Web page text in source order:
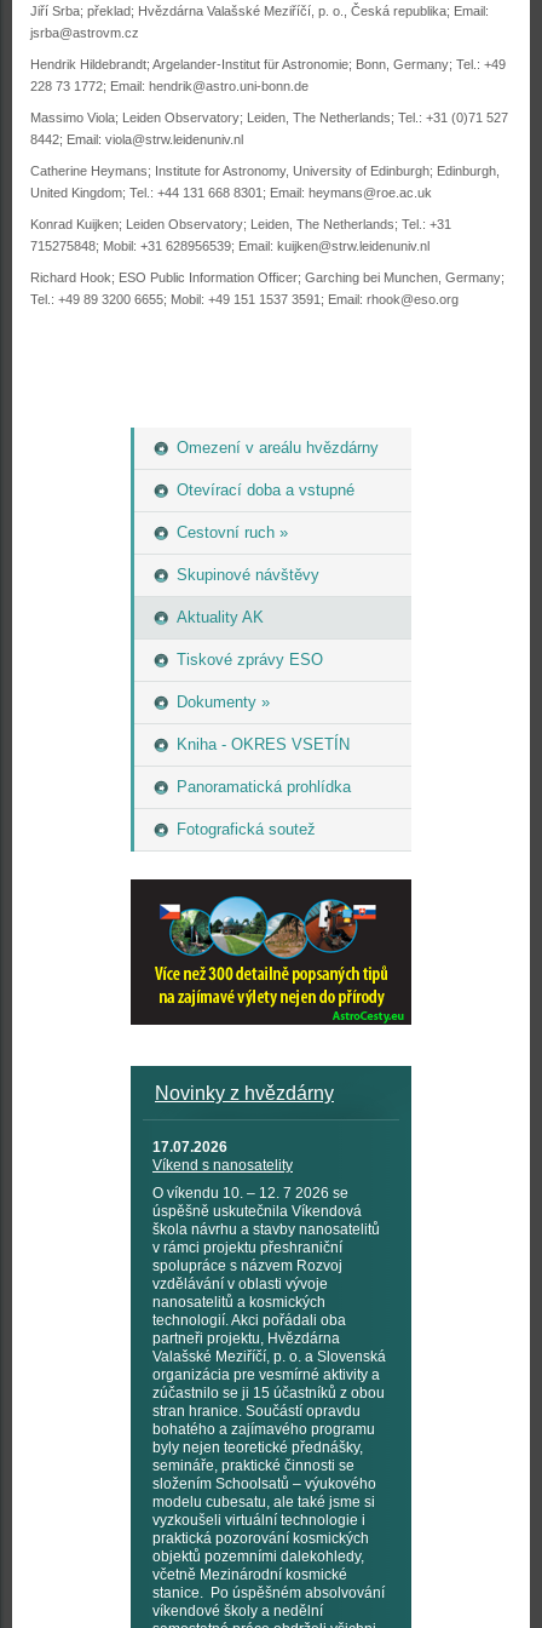
Omezení v areálu hvězdárny
Otevírací doba a vstupné
Cestovní ruch »
Skupinové návštěvy
Aktuality AK
Tiskové zprávy ESO
Dokumenty »
Kniha - OKRES VSETÍN
Panoramatická prohlídka
Fotografická soutež
Novinky z hvězdárny
17.07.2026
Víkend s nanosatelity
O víkendu 10. – 12. 7 2026 se
úspěšně uskutečnila Víkendová
škola návrhu a stavby nanosatelitů
v rámci projektu přeshraniční
spolupráce s názvem Rozvoj
vzdělávání v oblasti vývoje
nanosatelitů a kosmických
technologií. Akci pořádali oba
partneři projektu, Hvězdárna
Valašské Meziříčí, p. o. a Slovenská
organizácia pre vesmírné aktivity a
zúčastnilo se ji 15 účastníků z obou
stran hranice. Součástí opravdu
bohatého a zajímavého programu
byly nejen teoretické přednášky,
semináře, praktické činnosti se
složením Schoolsatů – výukového
modelu cubesatu, ale také jsme si
vyzkoušeli virtuální technologie i
praktická pozorování kosmických
objektů pozemními dalekohledy,
včetně Mezinárodní kosmické
stanice. Po úspěšném absolvování
víkendové školy a nedělní
Jiří Srba; překlad; Hvězdárna Valašské Meziříčí, p. o., Česká republika; Email:
jsrba@astrovm.cz
Hendrik Hildebrandt; Argelander-Institut für Astronomie; Bonn, Germany; Tel.: +49
228 73 1772; Email: hendrik@astro.uni-bonn.de
Massimo Viola; Leiden Observatory; Leiden, The Netherlands; Tel.: +31 (0)71 527
8442; Email: viola@strw.leidenuniv.nl
Catherine Heymans; Institute for Astronomy, University of Edinburgh; Edinburgh,
United Kingdom; Tel.: +44 131 668 8301; Email: heymans@roe.ac.uk
Konrad Kuijken; Leiden Observatory; Leiden, The Netherlands; Tel.: +31
715275848; Mobil: +31 628956539; Email: kuijken@strw.leidenuniv.nl
Richard Hook; ESO Public Information Officer; Garching bei Munchen, Germany;
Tel.: +49 89 3200 6655; Mobil: +49 151 1537 3591; Email: rhook@eso.org